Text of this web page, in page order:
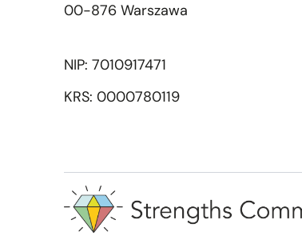
00-876 Warszawa
NIP: 7010917471
KRS: 0000780119